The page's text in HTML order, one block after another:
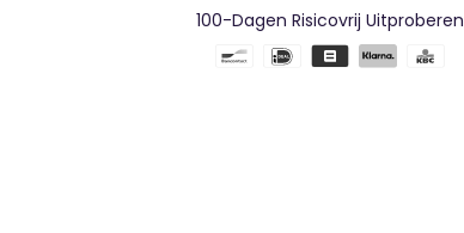
100-Dagen Risicovrij Uitproberen